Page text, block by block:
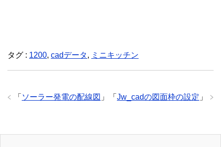
タグ : 1200, cadデータ, ミニキッチン
「 Jw_cadの図面枠の設定 」
「 ソーラー発電の配線図 」